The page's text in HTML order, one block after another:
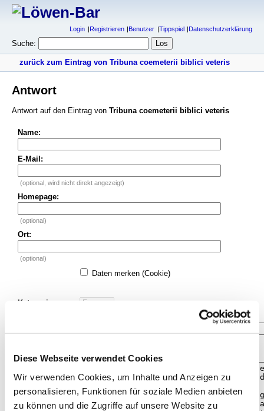
Diese Webseite verwendet Cookies
Wir verwenden Cookies, um Inhalte und Anzeigen zu
personalisieren, Funktionen für soziale Medien anbieten
zu können und die Zugriffe auf unsere Website zu
Login Registrieren Benutzer Tippspiel Datenschutzerklärung
Suche:
zurück zum Eintrag von Tribuna coemeterii biblici veteris
Antwort
Antwort auf den Eintrag von Tribuna coemeterii biblici veteris
Name:
E-Mail:
(optional, wird nicht direkt angezeigt)
Homepage:
(optional)
Ort:
(optional)
Daten merken (Cookie)
Kategorie:
Nachricht: